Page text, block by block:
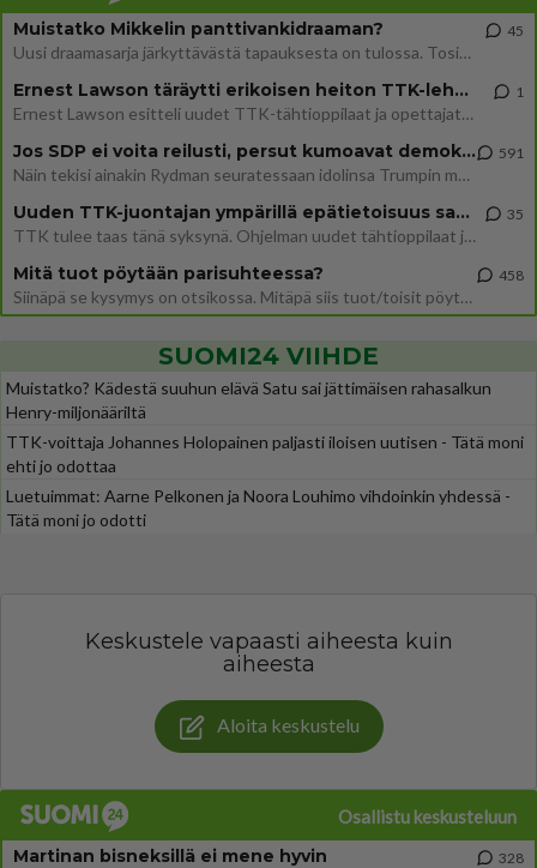
Muistatko Mikkelin panttivankidraaman?
Uusi draamasarja järkyttävästä tapauksesta on tulossa. Tositapahtumiin perustuva sarja ammentaa vuoden 1986 Mikkelin pan
45
Ernest Lawson täräytti erikoisen heiton TTK-lehdistötilaisuudessa: " Onko tässä tarkoituksena...?"
Ernest Lawson esitteli uudet TTK-tähtioppilaat ja opettajat torstaina 6.8. lehdistölle. Tulevalla kaudella on yksi hausk
1
Jos SDP ei voita reilusti, persut kumoavat demokratian Suomesta
Näin tekisi ainakin Rydman seuratessaan idolinsa Trumpin mallia https://www.is.fi/politiikka/art-2000012187244.html
591
Uuden TTK-juontajan ympärillä epätietoisuus sakenee - Nyt MTV hämmentää soppaa
TTK tulee taas tänä syksynä. Ohjelman uudet tähtioppilaat julkistetaan torstaina 6. elokuuta klo 14 alkavassa lehdistö
35
Mitä tuot pöytään parisuhteessa?
Siinäpä se kysymys on otsikossa. Mitäpä siis tuot/toisit pöytään parisuhteessa? Oletko mies vai nainen? Koetko sen mitä
458
SUOMI24 VIIHDE
Muistatko? Kädestä suuhun elävä Satu sai jättimäisen rahasalkun
Henry-miljonääriltä
TTK-voittaja Johannes Holopainen paljasti iloisen uutisen - Tätä moni
ehti jo odottaa
Luetuimmat: Aarne Pelkonen ja Noora Louhimo vihdoinkin yhdessä -
Tätä moni jo odotti
Keskustele vapaasti aiheesta kuin
aiheesta
Aloita keskustelu
Osallistu keskusteluun
Martinan bisneksillä ei mene hyvin
328